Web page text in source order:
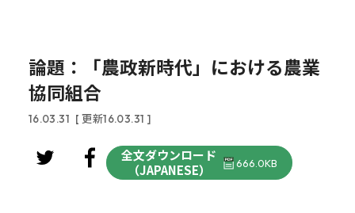
論題：「農政新時代」における農業
協同組合
16.03.31 [ 更新16.03.31 ]
全文ダウンロード
（JAPANESE）
666.0KB